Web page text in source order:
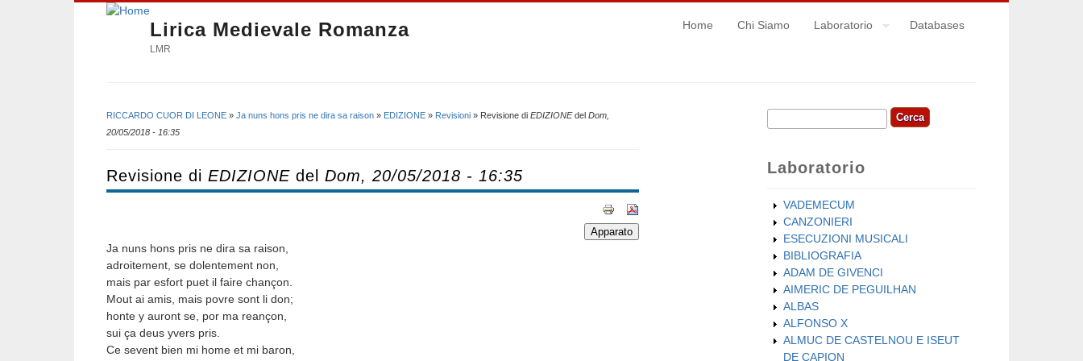
Lirica Medievale Romanza
LMR
Home Chi Siamo Laboratorio Databases
Tu sei qui
RICCARDO CUOR DI LEONE » Ja nuns hons pris ne dira sa raison » EDIZIONE » Revisioni » Revisione di EDIZIONEdel Dom,
20/05/2018 - 16:35
Revisione di EDIZIONE del Dom, 20/05/2018 - 16:35
Apparato
Ja nuns hons pris ne dira sa raison,
adroitement, se dolentement non,
mais par esfort puet il faire chançon.
Mout ai amis, mais povre sont li don;
honte y auront se, por ma reançon,
sui ça deus yvers pris.
Ce sevent bien mi home et mi baron,
Form di ricerca
Cerca
Laboratorio
VADEMECUM
CANZONIERI
ESECUZIONI MUSICALI
BIBLIOGRAFIA
ADAM DE GIVENCI
AIMERIC DE PEGUILHAN
ALBAS
ALFONSO X
ALMUC DE CASTELNOU E ISEUT
DE CAPION